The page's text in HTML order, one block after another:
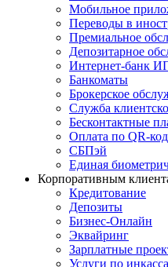
Мобильное
Переводы в
Премиальное
Депозитарное
Интернет-банк
Банкоматы
Брокерское
Служба
Бесконтактные
Оплата по QR-
СБПэй
Единая
Корпоративным
Кредитование
Депозиты
Бизнес-Онлайн
Эквайринг
Зарплатные
Услуги по